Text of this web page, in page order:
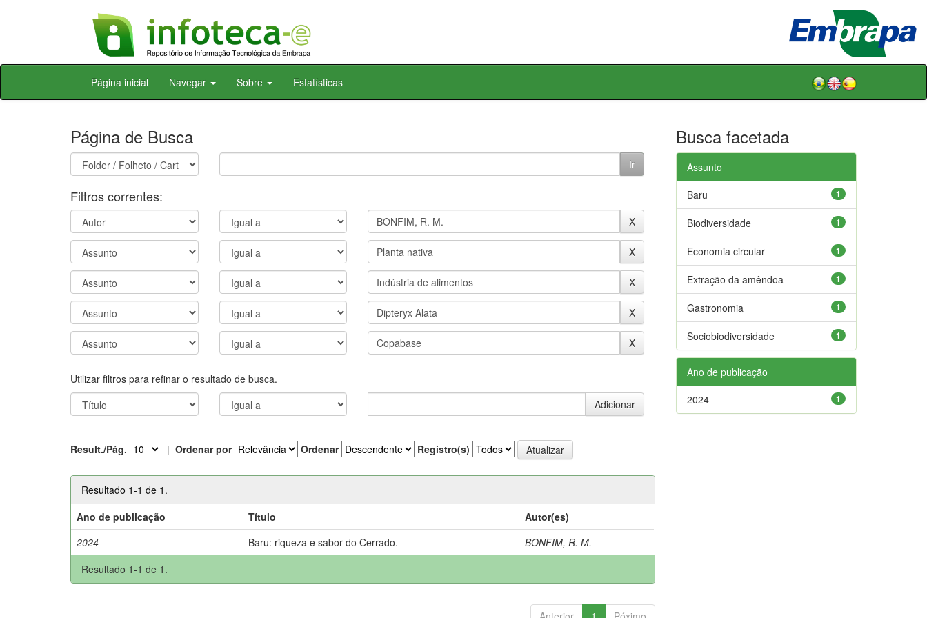
Skip
Página inicial Navegar Sobre Estatísticas
Página de Busca
Filtros correntes:
Utilizar filtros para refinar o resultado de busca.
Result./Pág. | Ordenar por Ordenar Registro(s)
Resultado 1-1 de 1.
Ano de publicação
Título
Autor(es)
2024
Baru: riqueza e sabor do Cerrado.
BONFIM, R. M.
Resultado 1-1 de 1.
Busca facetada
Assunto
1
Baru
1
Biodiversidade
1
Economia circular
1
Extração da amêndoa
1
Gastronomia
1
Sociobiodiversidade
Ano de publicação
1
2024